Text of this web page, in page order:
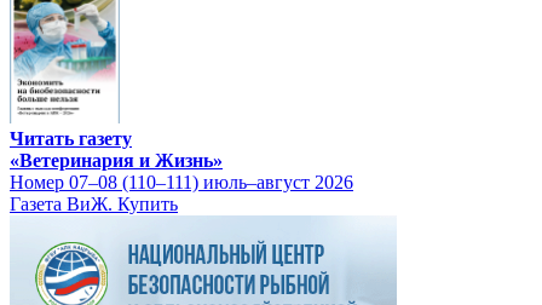
Читать газету
«Ветеринария и Жизнь»
Номер 07–08 (110–111) июль–август 2026
Газета ВиЖ. Купить